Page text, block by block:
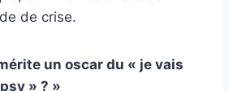
de crise.
un oscar du « je vais
» ? »